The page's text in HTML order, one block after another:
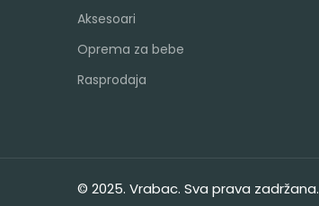
Aksesoari
Oprema za bebe
Rasprodaja
© 2025. Vrabac. Sva prava zadržana.